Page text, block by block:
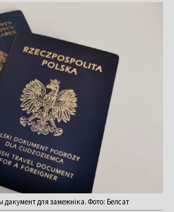
дакумент для замежніка. Фото: Белсат